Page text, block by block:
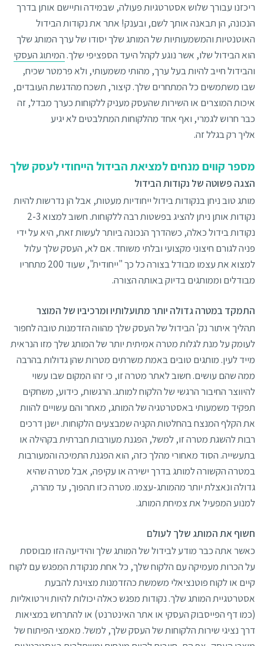
ריכזנו עבורך שלוש אסטרטגיות פעולה, שבמידה ותיישם אותן בדרך
הנכונה, הן תבאנה אותך לשם, ובענק! אתר את נקודות הבידול
האוטנטיות והמשמעותיות של המותג שלך יסודו של ערך המותג שלך
הוא הבידול שלו, אשר נוגע לקהל היעד הספציפי שלך. המיתוג העסקי
והבידול חייב להיות בעל ערך, מהותי משמעותי, ולא פרמטר שכיח,
שבו משתמשים כל המתחרים שלך. קיצור, תשכח מהדגשת העובדים,
איכות המוצרים או השירות שהעסק מעניק ללקוחות כערך מבדל, זה
כבר חרוש לגמרי, ואף אחד מהלקוחות המתלבטים לא יגיע
אליך רק בגלל זה.
מספר קווים מנחים למציאת הבידול הייחודי לעסק שלך
הצגה פשוטה של נקודות הבידול
מותג טוב ניחן בנקודות בידול ייחודיות מעטות, אבל הן נדרשות להיות
נקודות אותן ניתן להציג בפשטות רבה ללקוחות. חשוב למצוא 2-3
נקודות בידול כאלה, כשהדרך הנכונה ביותר לעשות זאת, היא על ידי
פניה לגורם חיצוני מקצועי ובלתי משוחד. אם לא, העסק שלך עלול
למצוא את עצמו מבודל בצורה כל כך "ייחודית", שעוד 200 מתחריו
מבודלים וממותגים בדיוק באותה הצורה.
התמקד במטרה גדולה יותר מתועלותיו ומרכיביו של המוצר
תהליך איתור נק' הבידול של העסק שלך מהווה הזדמנות טובה לחפור
לעומק על מנת לגלות מטרה אמיתית יותר של המותג שלך מזו הנראית
מייד לעין. מותגים טובים באמת משרתים מטרות שהן גדולות בהרבה
ממה שהם עושים. חשוב לאתר מטרה זו, כי זהו המקום שבו עשוי
להיווצר החיבור הרגשי של הלקוח למותג. הרגשות, כידוע, משחקים
תפקיד משמעותי באסטרטגיה של המותג, מאחר והם עשויים להוות
את הקלף המנצח בהחלטות הקניה שמבצעים הלקוחות. ישנן דרכים
רבות להשגת מטרה זו, למשל, הפגנת מעורבות חברתית בקהילה או
בתעשייה. הסוד מאחורי מהלך כזה, הוא הפגנת התמיכה והמעורבות
במטרה הקשורה למותג בדרך ישירה או עקיפה, אבל מטרה שהיא
גדולה ונאצלת יותר מהמותג-עצמו. מטרה כזו תהפוך, עד מהרה,
למנוע המפעיל את צמיחת המותג.
חשוף את המותג שלך לעולם
כאשר אתה כבר מודע לבידול של המותג שלך והידיעה הזו מבוססת
על הכרות מעמיקה עם הלקוח שלך, כל אחת מנקודת המפגש עם לקוח
קיים או לקוח פוטנציאלי משמשת כהזדמנות מצוינת להבעת
אסטרטגיית המותג שלך. נקודות מפגש כאלה יכולות להיות וירטואליות
(כמו דף הפייסבוק העסקי או אתר האינטרנט) או להתרחש במציאות
דרך נציגי שירות הלקוחות של העסק שלך, למשל. מאמצי הפיתוח של